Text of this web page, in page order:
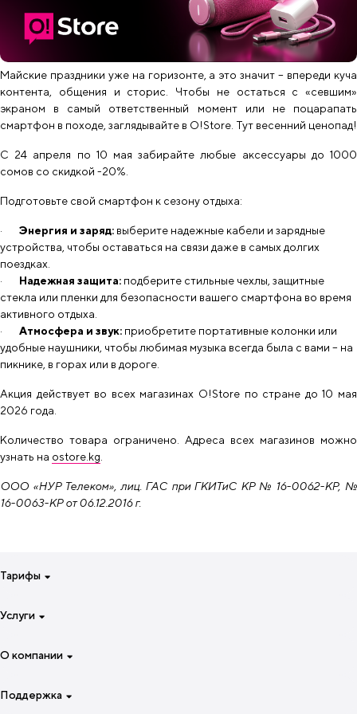
Майские праздники уже на горизонте, а это значит – впереди куча
контента, общения и сторис. Чтобы не остаться с «севшим»
экраном в самый ответственный момент или не поцарапать
смартфон в походе, заглядывайте в O!Store. Тут весенний ценопад!
С 24 апреля по 10 мая забирайте любые аксессуары до 1000
сомов со скидкой -20%.
Подготовьте свой смартфон к сезону отдыха:
· Энергия и заряд: выберите надежные кабели и зарядные
устройства, чтобы оставаться на связи даже в самых долгих
поездках.
· Надежная защита: подберите стильные чехлы, защитные
стекла или пленки для безопасности вашего смартфона во время
активного отдыха.
· Атмосфера и звук: приобретите портативные колонки или
удобные наушники, чтобы любимая музыка всегда была с вами – на
пикнике, в горах или в дороге.
Акция действует во всех магазинах O!Store по стране до 10 мая
2026 года.
Количество товара ограничено. Адреса всех магазинов можно
узнать на ostore.kg
ООО «НУР Телеком», лиц. ГАС при ГКИТиС КР № 16-0062-КР, №
16-0063-КР от 06.12.2016 г.
Тарифы
Для смартфона на 4 недели
Для роутеров и модемов
Услуги
O!TV и онлайн-кинотеатры
О компании
Преимущества
Поддержка